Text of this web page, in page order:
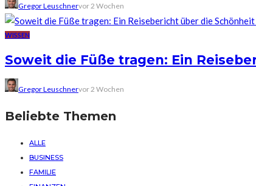
Gregor Leuschnervor 2 Wochen
WISSEN
Soweit die Füße tragen: Ein
Gregor Leuschnervor 2 Wochen
Beliebte Themen
ALLE
BUSINESS
FAMILIE